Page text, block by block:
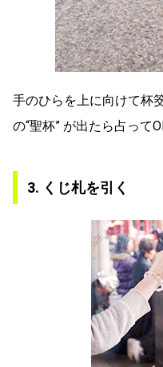
手のひらを上に向けて杯
の“聖杯” が出たら占って
3. くじ札を引く